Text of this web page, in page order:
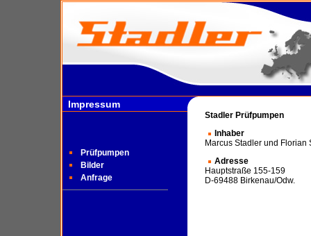
Impressum
Prüfpumpen
Bilder
Anfrage
Stadler Prüfpumpen
Inhaber
Marcus Stadler und Florian
Adresse
Hauptstraße 155-159
D-69488 Birkenau/Odw.